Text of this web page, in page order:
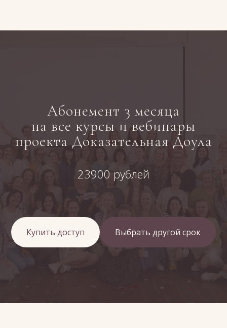
Абонемент 3 месяца
на все курсы и вебинары
проекта Доказательная Доула
23900 рублей
Купить доступ Выбрать другой срок